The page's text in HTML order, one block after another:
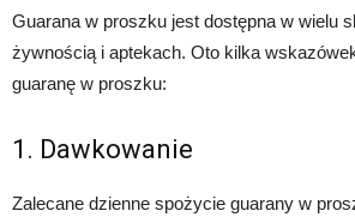
Guarana w proszku jest dostępna w wielu
żywnością i aptekach. Oto kilka
guaranę w proszku:
1. Dawkowanie
Zalecane dzienne spożycie guarany w